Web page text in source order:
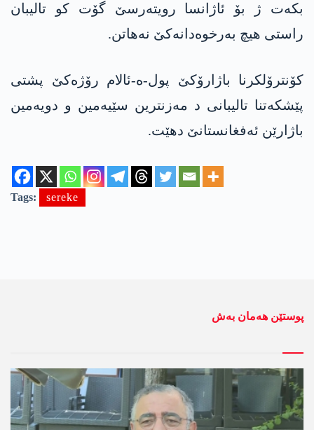
بکەت ژ بۆ ئاژانسا رویتەرسێ گۆت کو تالیبان
راستی هیچ بەرخوەدانەکێ نەھاتن.
کۆنترۆلکرنا باژارۆکێ پول-ە-ئالام رۆژەکێ پشتی
پێشکەتنا تالیبانی د مەزنترین سێیەمین و دویەمین
باژارێن ئەفغانستانێ دهێت.
Tags: sereke
پوستێن ھەمان بەش